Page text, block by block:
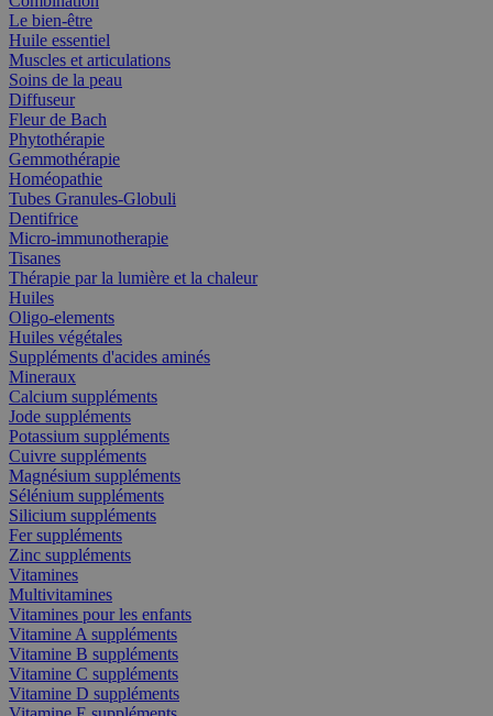
Le bien-être
Huile essentiel
Muscles et articulations
Soins de la peau
Diffuseur
Fleur de Bach
Phytothérapie
Gemmothérapie
Homéopathie
Tubes Granules-Globuli
Dentifrice
Micro-immunotherapie
Tisanes
Thérapie par la lumière et la chaleur
Huiles
Oligo-elements
Huiles végétales
Suppléments d'acides aminés
Mineraux
Calcium suppléments
Jode suppléments
Potassium suppléments
Cuivre suppléments
Magnésium suppléments
Sélénium suppléments
Silicium suppléments
Fer suppléments
Zinc suppléments
Vitamines
Multivitamines
Vitamines pour les enfants
Vitamine A suppléments
Vitamine B suppléments
Vitamine C suppléments
Vitamine D suppléments